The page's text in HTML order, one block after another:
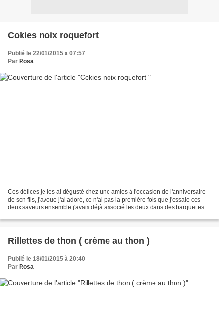
Cokies noix roquefort
Publié le 22/01/2015 à 07:57
Par Rosa
Ces délices je les ai dégusté chez une amies à l'occasion de l'anniversaire
de son fils, j'avoue j'ai adoré, ce n'ai pas la première fois que j'essaie ces
deux saveurs ensemble j'avais déjà associé les deux dans des barquettes et
Rillettes de thon ( crème au thon )
Publié le 18/01/2015 à 20:40
Par Rosa